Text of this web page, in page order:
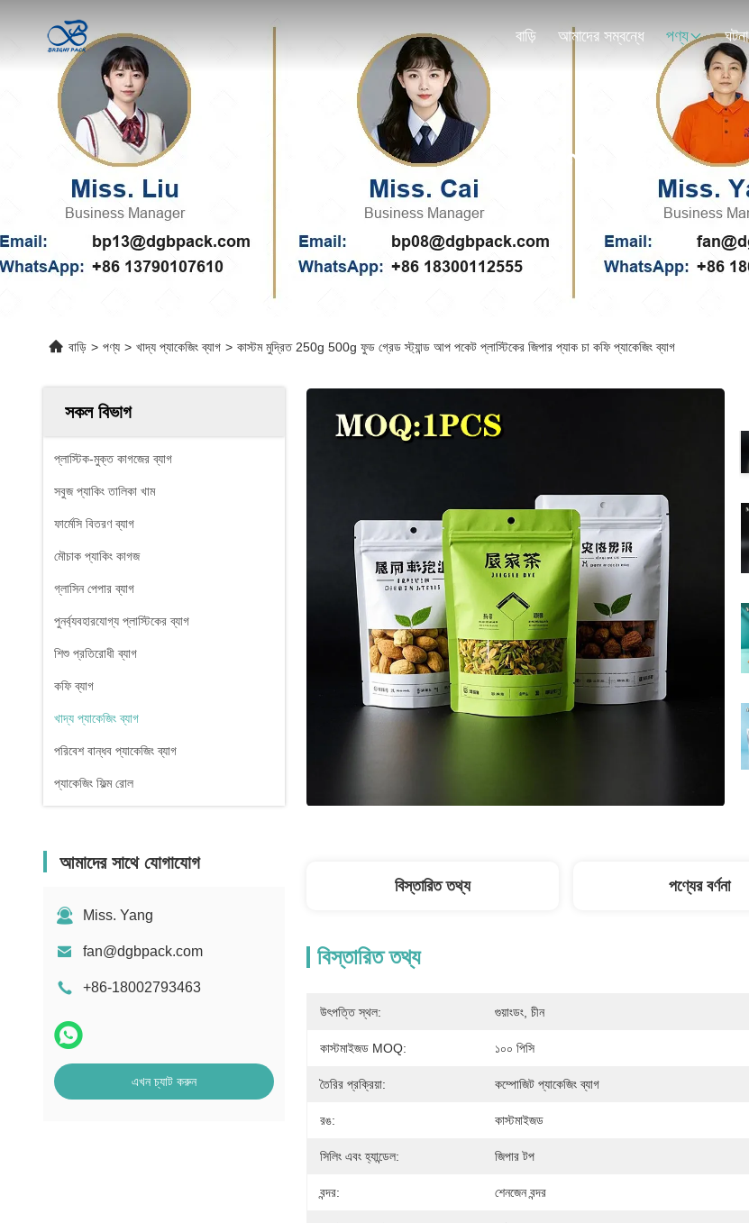
বাড়ি আমাদের সম্বন্ধে পণ্য ঘটনা
পণ্যের বিবরণ
বাড়ি > পণ্য > খাদ্য প্যাকেজিং ব্যাগ > কাস্টম মুদ্রিত 250g 500g ফুড গ্রেড স্ট্যান্ড আপ পকেট প্লাস্টিকের জিপার প্যাক চা কফি প্যাকেজিং ব্যাগ
সকল বিভাগ
প্লাস্টিক-মুক্ত কাগজের ব্যাগ
সবুজ প্যাকিং তালিকা খাম
ফার্মেসি বিতরণ ব্যাগ
মৌচাক প্যাকিং কাগজ
গ্লাসিন পেপার ব্যাগ
পুনর্ব্যবহারযোগ্য প্লাস্টিকের ব্যাগ
শিশু প্রতিরোধী ব্যাগ
কফি ব্যাগ
খাদ্য প্যাকেজিং ব্যাগ
পরিবেশ বান্ধব প্যাকেজিং ব্যাগ
প্যাকেজিং ফিল্ম রোল
আমাদের সাথে যোগাযোগ
Miss. Yang
fan@dgbpack.com
+86-18002793463
এখন চ্যাট করুন
বিস্তারিত তথ্য পণ্যের বর্ণনা
বিস্তারিত তথ্য
উৎপত্তি স্থল: গুয়াংডং, চীন
কাস্টমাইজড MOQ: ১০০ পিসি
তৈরির প্রক্রিয়া: কম্পোজিট প্যাকেজিং ব্যাগ
রঙ: কাস্টমাইজড
সিলিং এবং হ্যান্ডেল: জিপার টপ
বন্দর: শেনজেন বন্দর